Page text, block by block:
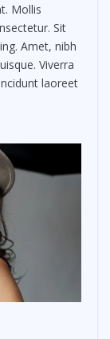
Mollis
Sit
Amet, nibh
Viverra
laoreet